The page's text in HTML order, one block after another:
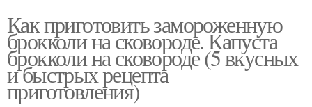
Как приготовить замороженную
брокколи на сковороде. Капуста
брокколи на сковороде (5 вкусных
и быстрых рецепта
приготовления)